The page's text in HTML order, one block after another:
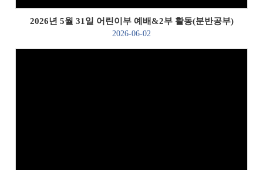
2026년 5월 31일 어린이부 예배&2부 활동(분반공부)
2026-06-02